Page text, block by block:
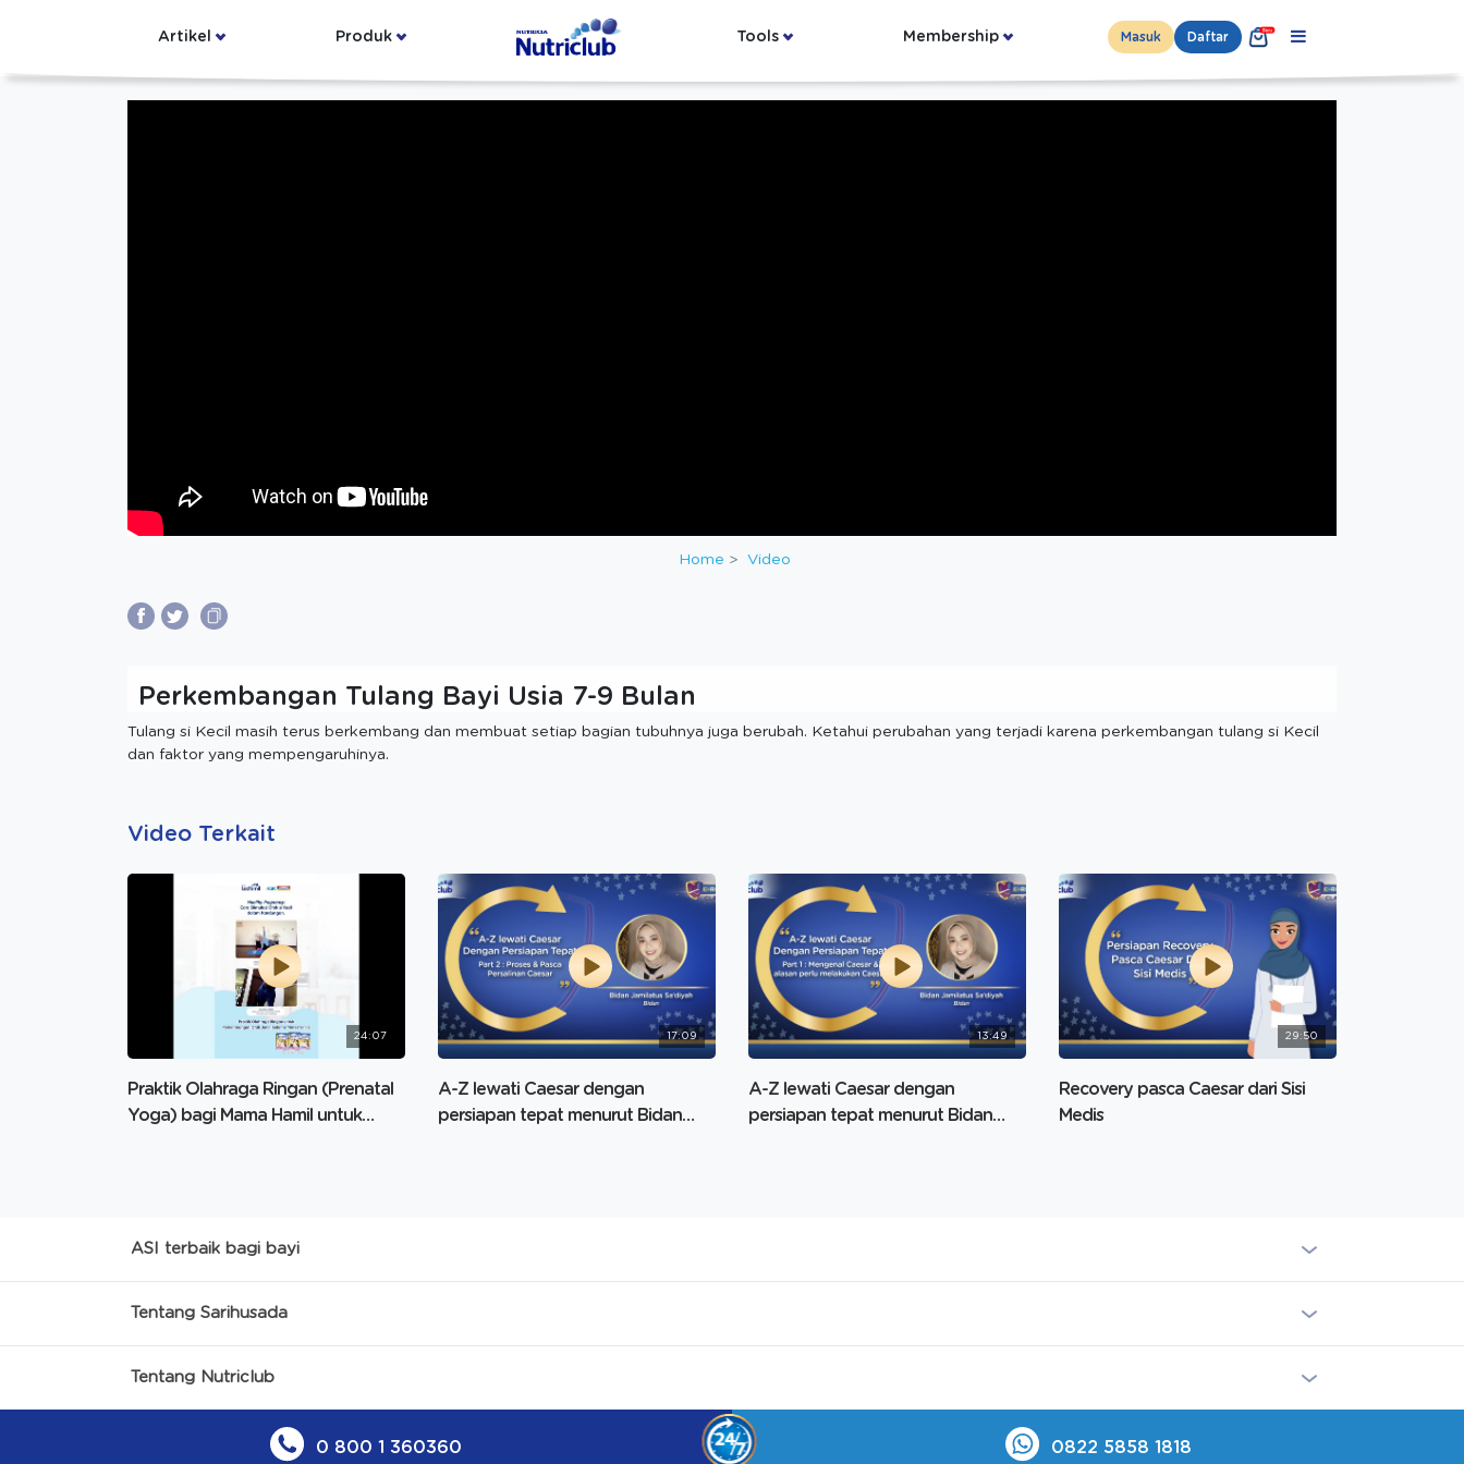
Artikel Produk Tools Membership Masuk Daftar
Home Video
Perkembangan Tulang Bayi Usia 7-9 Bulan
Tulang si Kecil masih terus berkembang dan membuat setiap bagian tubuhnya juga berubah. Ketahui perubahan yang terjadi karena perkembangan tulang si Kecil
dan faktor yang mempengaruhinya.
Video Terkait
24:07
Praktik Olahraga Ringan (Prenatal
Yoga) bagi Mama Hamil untuk
17:09
A-Z lewati Caesar dengan
persiapan tepat menurut Bidan
13:49
A-Z lewati Caesar dengan
persiapan tepat menurut Bidan
29:50
Recovery pasca Caesar dari Sisi
Medis
ASI terbaik bagi bayi
Tentang Sarihusada
Tentang Nutriclub
0 800 1 360360 0822 5858 1818